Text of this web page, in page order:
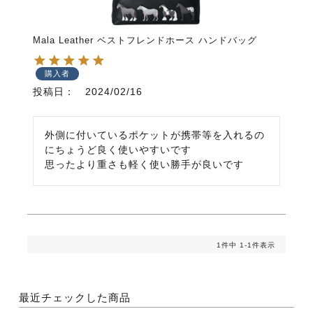
Mala Leather ベストフレンドホース ハンドバッグ
購入者
投稿日 2024/02/16
外側に付いているポケットが携帯等を入れるの
にちょうど良く使いやすいです
思ったより重さも軽く使い勝手が良いです
1件中 1-1件表示
最近チェックした商品